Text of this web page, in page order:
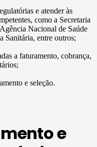
e atender às
como a Secretaria
Nacional de Saúde
Sanitária, entre outros;
a faturamento, cobrança,
e seleção.
e